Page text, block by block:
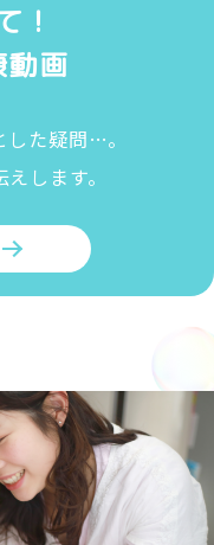
！
画
た疑問…。
します。